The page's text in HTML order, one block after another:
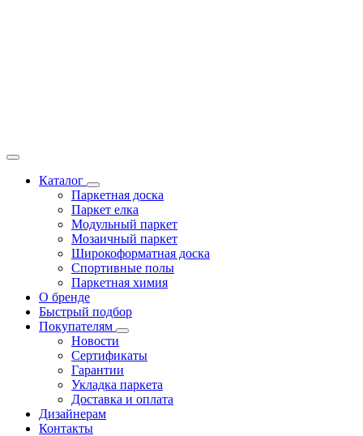
Каталог
Паркетная доска
Паркет елка
Модульный паркет
Мозаичный паркет
Широкоформатная доска
Спортивные полы
Паркетная химия
О бренде
Быстрый подбор
Покупателям
Новости
Сертификаты
Гарантии
Укладка паркета
Доставка и оплата
Дизайнерам
Контакты